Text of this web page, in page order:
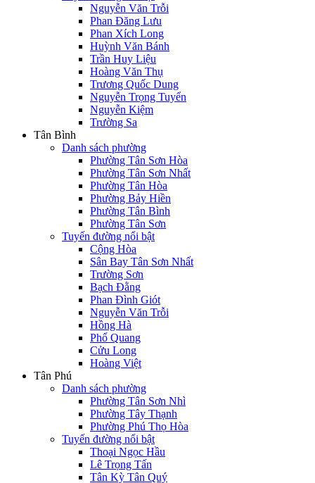
Nguyễn Văn Trỗi
Phan Đăng Lưu
Phan Xích Long
Huỳnh Văn Bánh
Trần Huy Liệu
Hoàng Văn Thụ
Trương Quốc Dung
Nguyễn Trọng Tuyển
Nguyễn Kiệm
Trường Sa
Tân Bình
Danh sách phường
Phường Tân Sơn Hòa
Phường Tân Sơn Nhất
Phường Tân Hòa
Phường Bảy Hiền
Phường Tân Bình
Phường Tân Sơn
Tuyến đường nổi bật
Cộng Hòa
Sân Bay Tân Sơn Nhất
Trường Sơn
Bạch Đằng
Phan Đình Giót
Nguyễn Văn Trỗi
Hồng Hà
Phổ Quang
Cửu Long
Hoàng Việt
Tân Phú
Danh sách phường
Phường Tân Sơn Nhì
Phường Tây Thạnh
Phường Phú Thọ Hòa
Tuyến đường nổi bật
Thoại Ngọc Hầu
Lê Trọng Tấn
Tân Kỳ Tân Quý